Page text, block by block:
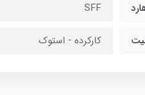
SFF
کارکرده - استوک